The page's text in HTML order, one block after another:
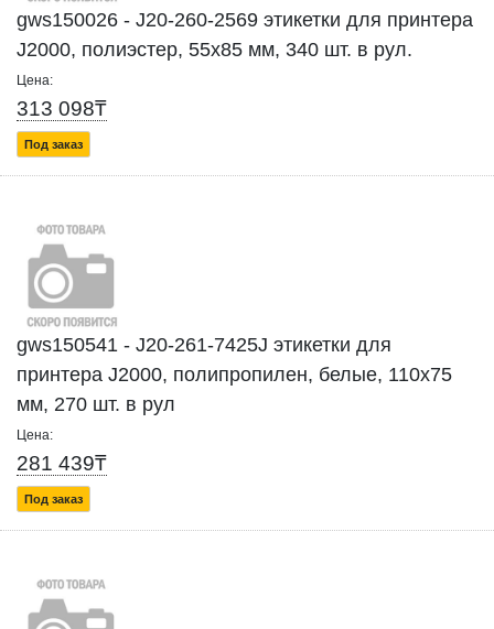
gws150026 - J20-260-2569 этикетки для принтера
J2000, полиэстер, 55х85 мм, 340 шт. в рул.
Цена:
313 098₸
Под заказ
gws150541 - J20-261-7425J этикетки для
принтера J2000, полипропилен, белые, 110х75
мм, 270 шт. в рул
Цена:
281 439₸
Под заказ